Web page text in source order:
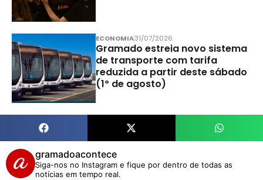
ECONOMIA31/07/2026
Gramado estreia novo sistema
de transporte com tarifa
reduzida a partir deste sábado
(1º de agosto)
gramadoacontece
Siga-nos no Instagram e fique por dentro de todas as
notícias em tempo real.